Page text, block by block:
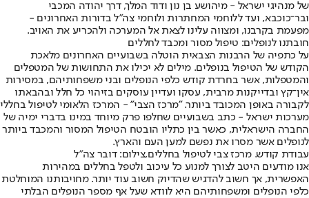
של מנהיגי ישראל - מיהושע בן נון ודוד המלך, דרך יהודה המכבי
ובר־כוכבא, ועד ללוחמי המחתרות ולוחמי צה"ל בדורות האחרונים -
מפעמת בקרבנו, ומצווה עלינו לצאת אל המערכה ולהכריע את האויב.
חובתנו לנופלים: טיפול מסור ומכבד לחללים
על כתפיה של הרבנות הצבאית הוטלה בשבועיים האחרונים מלאכת
הקודש של הטיפול בנופלים. מילים לא יכילו את התחושות של המטפלים
והמטפלות, אשר בחרדת קודש כלפי הנופלים ובני משפחותיהם, במסירות
אין־קץ ובדייקנות מרבית, עסקו ועדיין עוסקים בזיהוי כל חלל ובהבאתו
לקבורה באופן המכובד ביותר. "מרכז הצבי" - המרכז הלאומי לטיפול בחללי
מערכות ישראל - כתב בשבועיים שחלפו פרק מיוחד במינו בדברי ימיה של
החברה הישראלית, כאשר בין כתליו הובטח הטיפול המסור והמכבד ביותר
לנופלים אשר מסרו את נפשם למען העם והארץ.
עבודת קודש. מרכז צבי לטיפול בחללים,צילום: דובר צה"ל
אנו מודעים היטב לצורך למנוע כל עיכוב ולטפל בחללים במהירות
האפשרית, אך חשוב להדגיש שהדיוק חשוב עוד יותר. מחויבותנו המוחלטת
כלפי הנופלים ומשפחותיהם היא לוודא שעל אף מספר הנופלים הבלתי